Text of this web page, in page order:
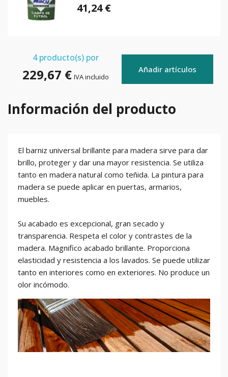
41,24 €
4producto(s) por
229,67 € IVA incluido
Añadir artículos
Información del producto
El barniz universal brillante para madera sirve para dar
brillo, proteger y dar una mayor resistencia. Se utiliza
tanto en madera natural como teñida. La pintura para
madera se puede aplicar en puertas, armarios,
muebles.
Su acabado es excepcional, gran secado y
transparencia. Respeta el color y contrastes de la
madera. Magnifico acabado brillante. Proporciona
elasticidad y resistencia a los lavados. Se puede utilizar
tanto en interiores como en exteriores. No produce un
olor incómodo.